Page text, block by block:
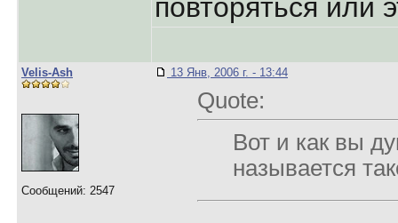
повторяться или
Velis-Ash
Сообщений: 2547
13 Янв, 2006 г. - 13:44
Quote:
Вот и как вы
называется